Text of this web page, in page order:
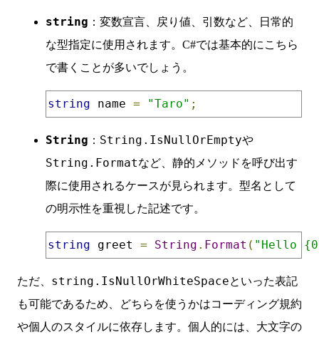
string ：変数宣言、戻り値、引数など、日常的
な型指定に使用されます。C#では基本的にこちら
で書くことが多いでしょう。
string name = "Taro" ;
String ： String.IsNullOrEmptyや
String.Formatなど、静的メソッドを呼び出す
際に使用されるケースが見られます。型名として
の明示性を重視した記述です。
string greet = String . Format ( "Hello
ただ、 string.IsNullOrWhiteSpaceといった表記
も可能であるため、どちらを使うかはコーディング規約
や個人のスタイルに依存します。個人的には、大文字の